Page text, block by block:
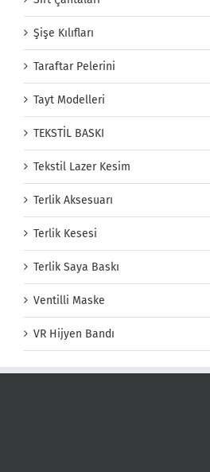
Şişe Kılıfları
Taraftar Pelerini
Tayt Modelleri
TEKSTİL BASKI
Tekstil Lazer Kesim
Terlik Aksesuarı
Terlik Kesesi
Terlik Saya Baskı
Ventilli Maske
VR Hijyen Bandı